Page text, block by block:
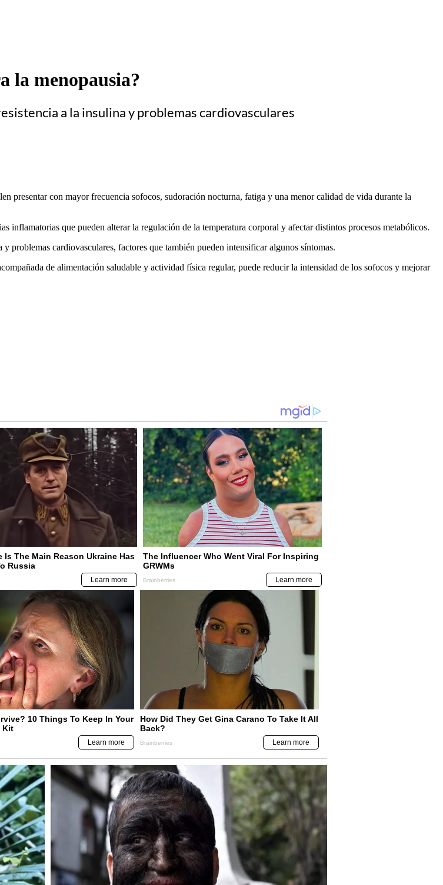
la menopausia?
a la insulina y problemas cardiovasculares
presentar con mayor frecuencia sofocos, sudoración nocturna, fatiga y una menor calidad de vida durante la
inflamatorias que pueden alterar la regulación de la temperatura corporal y afectar distintos procesos metabólicos.
problemas cardiovasculares, factores que también pueden intensificar algunos síntomas.
de alimentación saludable y actividad física regular, puede reducir la intensidad de los sofocos y mejorar